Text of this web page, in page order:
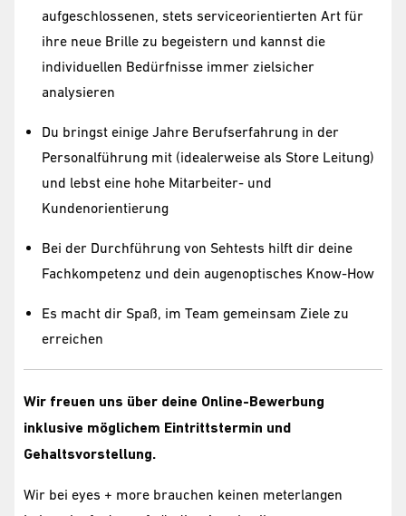
aufgeschlossenen, stets serviceorientierten Art für
ihre neue Brille zu begeistern und kannst die
individuellen Bedürfnisse immer zielsicher
analysieren
Du bringst einige Jahre Berufserfahrung in der
Personalführung mit (idealerweise als Store Leitung)
und lebst eine hohe Mitarbeiter- und
Kundenorientierung
Bei der Durchführung von Sehtests hilft dir deine
Fachkompetenz und dein augenoptisches Know-How
Es macht dir Spaß, im Team gemeinsam Ziele zu
erreichen
Wir freuen uns über deine Online-Bewerbung
inklusive möglichem Eintrittstermin und
Gehaltsvorstellung.
Wir bei eyes + more brauchen keinen meterlangen